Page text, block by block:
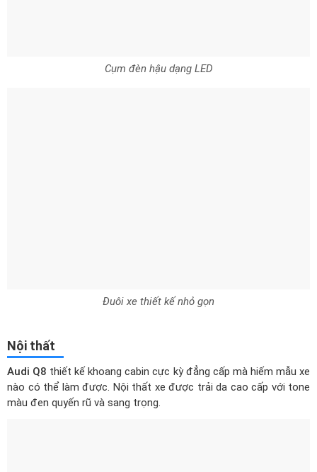
Cụm đèn hậu dạng LED
Audi Q8thiết kế khoang cabin cực kỳ đẳng cấp mà hiếm mẫu xe
nào có thể làm được. Nội thất xe được trải da cao cấp với tone
màu đen quyến rũ và sang trọng.